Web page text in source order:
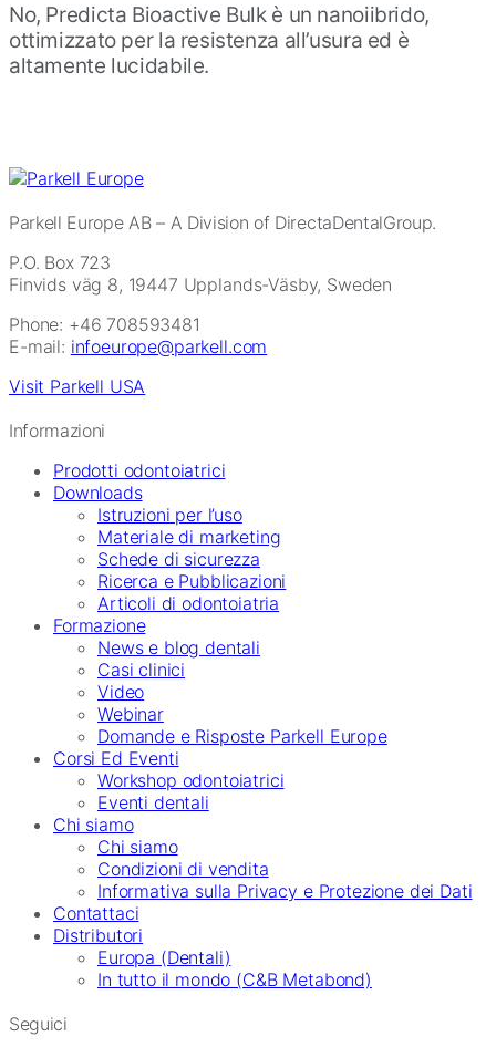
No, Predicta Bioactive Bulk è un nanoiibrido,
ottimizzato per la resistenza all’usura ed è
altamente lucidabile.
Parkell Europe AB– A Division of DirectaDentalGroup.
P.O. Box 723
Finvids väg 8, 19447 Upplands-Väsby, Sweden
Phone: +46 708593481
E-mail: infoeurope@parkell.com
Visit Parkell USA
Informazioni
Prodotti odontoiatrici
Downloads
Istruzioni per l’uso
Materiale di marketing
Schede di sicurezza
Ricerca e Pubblicazioni
Articoli di odontoiatria
Formazione
News e blog dentali
Casi clinici
Video
Webinar
Domande e Risposte Parkell Europe
Corsi Ed Eventi
Workshop odontoiatrici
Eventi dentali
Chi siamo
Chi siamo
Condizioni di vendita
Informativa sulla Privacy e Protezione dei Dati
Contattaci
Distributori
Europa (Dentali)
In tutto il mondo (C&B Metabond)
Seguici